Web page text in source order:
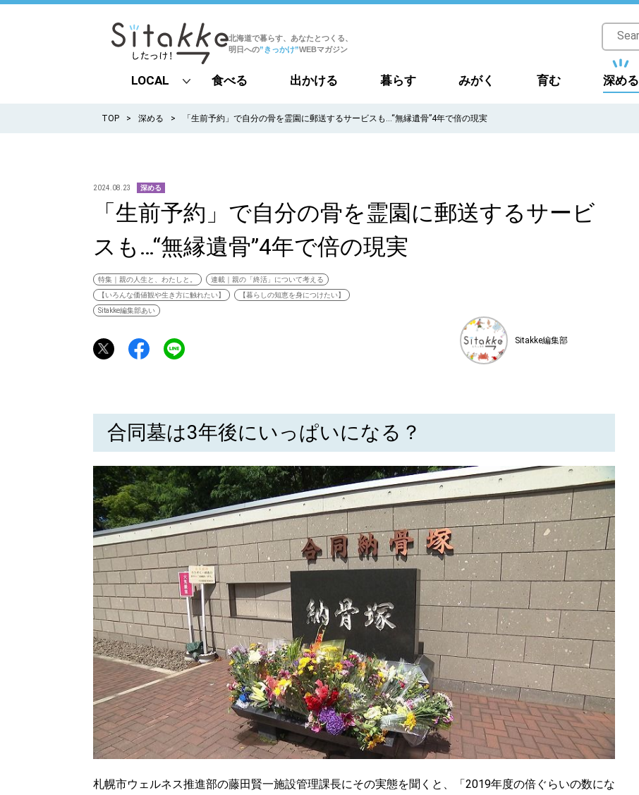
北海道で暮らす、あなたとつくる、
明日への”きっかけ”WEBマガジン
LOCAL
all
道北
道南
道東
道央
食べる 出かける 暮らす みがく 育む 深める
TOP 深める 「生前予約」で自分の骨を霊園に郵送するサービスも…“無縁遺骨”4年で倍の現実
2024.08.23 深める
「生前予約」で自分の骨を霊園に郵送するサービ
スも…“無縁遺骨”4年で倍の現実
特集｜親の人生と、わたしと。
連載｜親の「終活」について考える
【いろんな価値観や生き方に触れたい】
【暮らしの知恵を身につけたい】
Sitakke編集部あい
Sitakke編集部
合同墓は3年後にいっぱいになる？
札幌市ウェルネス推進部の藤田賢一施設管理課長にその実態を聞くと、「2019年度の倍ぐらいの数にな